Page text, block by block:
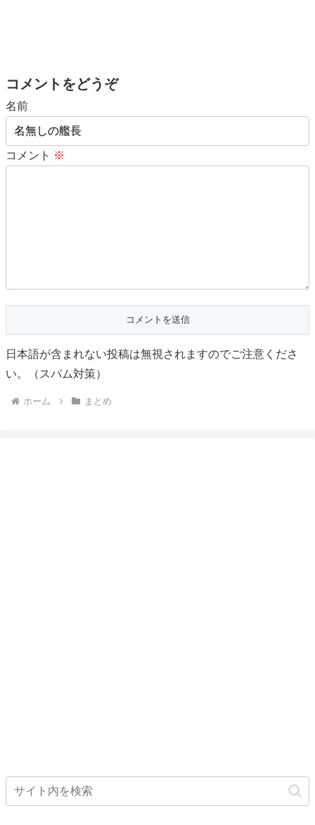
コメントをどうぞ
名前
コメント ※
日本語が含まれない投稿は無視されますのでご注意くださ
い。（スパム対策）
ホーム まとめ